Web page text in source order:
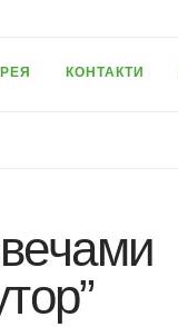
КОНТАКТИ